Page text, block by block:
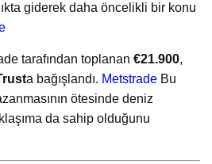
giderek daha öncelikli bir konu
tarafından toplanan €21.900,
a bağışlandı. Metstrade Bu
ötesinde deniz
da sahip olduğunu